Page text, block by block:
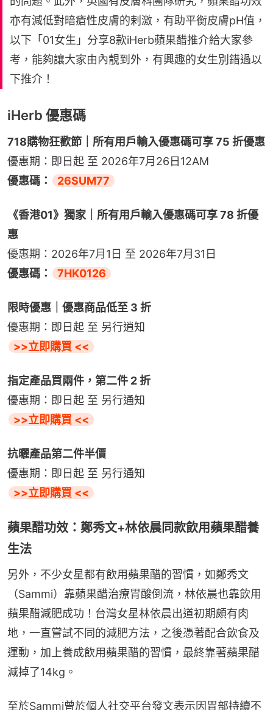
亦有減低對暗瘡性皮膚的剌激，有助平衡皮膚pH值，
以下「01女生」分享8款iHerb蘋果醋推介給大家參
考，能夠讓大家由內靚到外，有興趣的女生別錯過以
下推介！
iHerb 優惠碼
718購物狂歡節｜所有用戶輸入優惠碼可享 75 折優惠
優惠期：即日起 至 2026年7月26日12AM
優惠碼：
26SUM77
《香港01》獨家｜所有用戶輸入優惠碼可享 78 折優
惠
優惠期：2026年7月1日 至 2026年7月31日
優惠碼：
7HK0126
限時優惠｜優惠商品低至 3 折
優惠期：即日起 至 另行逍知
>>立即購買 <<
指定產品買兩件，第二件 2 折
優惠期：即日起 至 另行通知
>>立即購買 <<
抗曬產品第二件半價
優惠期：即日起 至 另行通知
>>立即購買 <<
蘋果醋功效：鄭秀文+林依晨同款飲用蘋果醋養
生法
另外，不少女星都有飲用蘋果醋的習慣，如鄭秀文
（Sammi）靠蘋果醋治療胃酸倒流，林依晨也靠飲用
蘋果醋減肥成功！台灣女星林依晨出道初期頗有肉
地，一直嘗試不同的減肥方法，之後憑著配合飲食及
運動，加上養成飲用蘋果醋的習慣，最終靠著蘋果醋
減掉了14kg。
至於Sammi曾於個人社交平台發文表示因胃部持續不